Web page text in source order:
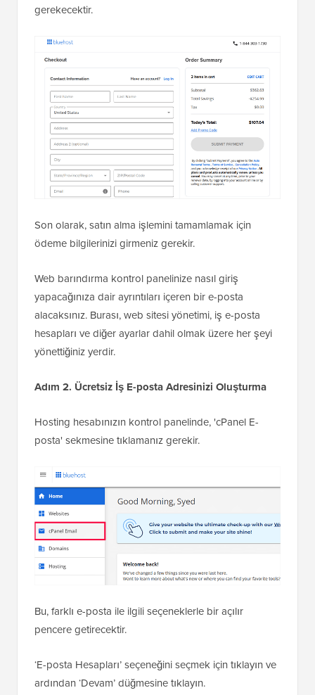
gerekecektir.
Son olarak, satın alma işlemini tamamlamak için
ödeme bilgilerinizi girmeniz gerekir.
Web barındırma kontrol panelinize nasıl giriş
yapacağınıza dair ayrıntıları içeren bir e-posta
alacaksınız. Burası, web sitesi yönetimi, iş e-posta
hesapları ve diğer ayarlar dahil olmak üzere her şeyi
yönettiğiniz yerdir.
Adım 2. Ücretsiz İş E-posta Adresinizi Oluşturma
Hosting hesabınızın kontrol panelinde, 'cPanel E-
posta' sekmesine tıklamanız gerekir.
Bu, farklı e-posta ile ilgili seçeneklerle bir açılır
pencere getirecektir.
‘E-posta Hesapları’ seçeneğini seçmek için tıklayın ve
ardından ‘Devam’ düğmesine tıklayın.